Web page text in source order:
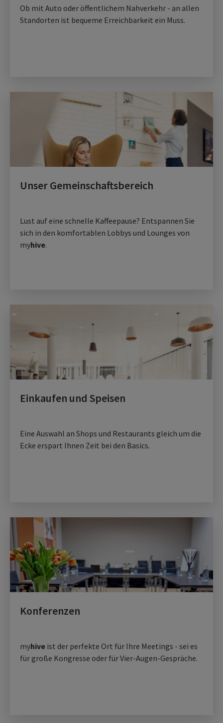
Ob mit Auto oder öffentlichem Nahverkehr - an allen
Standorten ist bequeme Erreichbarkeit ein Muss.
Unser Gemeinschaftsbereich
Lust auf eine schnelle Kaffeepause? Entspannen Sie
sich in den komfortablen Lobbys und Lounges von
myhive.
Einkaufen und Speisen
Eine Auswahl an Shops und Restaurants gleich um die
Ecke erspart Ihnen Zeit bei den Basics.
Konferenzen
myhive ist der perfekte Ort für Ihre Meetings - sei es
für große Kongresse oder für Vier-Augen-Gespräche.